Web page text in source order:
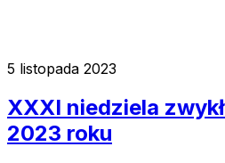
5 listopada 2023
XXXI niedziela
2023 roku